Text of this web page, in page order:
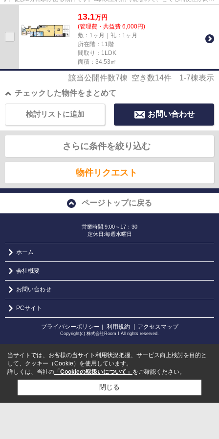
13.1万円
(管理費・共益費 6,000円)
敷：1ヶ月｜礼：1ヶ月
所在階：11階
間取り：1LDK
面積：34.53㎡
該当公開件数7棟 空き数14件 1-7棟表示
チェックした物件をまとめて
お問い合わせ
検討リストに追加
さらに条件を絞り込む
物件リクエスト
ページトップに戻る
営業時間:9:00～17：30
定休日:毎週水曜日
ホーム
会社概要
お問い合わせ
PCサイト
プライバシーポリシー ｜ 利用規約 ｜アクセスマップ
Copyright(c) 株式会社Room I All rights reserved.
当サイトでは、お客様の当サイト利用状況把握、サービス向上検討を目的と
して、クッキー（Cookie）を使用しています。
詳しくは、当社の 「Cookieの取扱いについて」 をご確認ください。
閉じる